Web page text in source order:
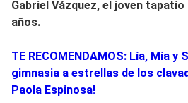
Gabriel Vázquez, el joven tapatío
años.
TE RECOMENDAMOS: Lía, Mía y
gimnasia a estrellas de los
Paola Espinosa!